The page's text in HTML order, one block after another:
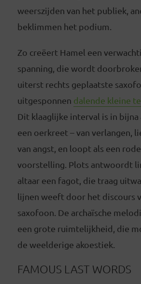
weerszijden van het publiek,
beklimmen het podium.
Zo creëert Hamel een
spanning, die wordt
uiterst rechts geplaatste
uitgesponnen dalende kleine
Dit klaaglijke interval is in bijna
een oerkreet – van verlangen,
van angst, en loopt als een
voorstelling. Plots antwoordt
altaar een fagot, die traag
lijnen weeft door het discours
saxofoon. De archaïsche
een grote ruimtelijkheid, die
de weelderige akoestiek.
FAMOUS LAST WORDS